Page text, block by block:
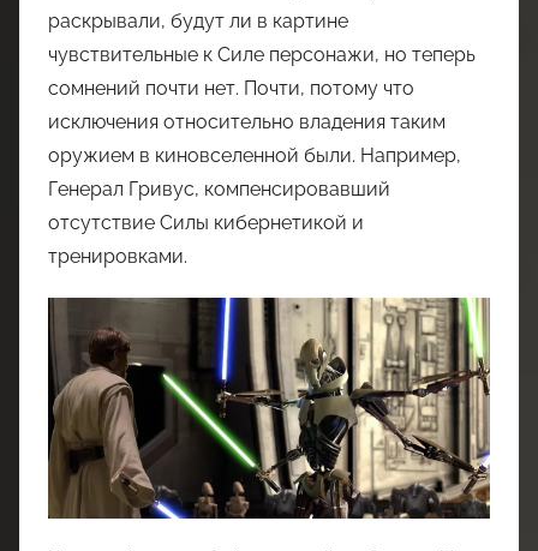
раскрывали, будут ли в картине
чувствительные к Силе персонажи, но теперь
сомнений почти нет. Почти, потому что
исключения относительно владения таким
оружием в киновселенной были. Например,
Генерал Гривус, компенсировавший
отсутствие Силы кибернетикой и
тренировками.